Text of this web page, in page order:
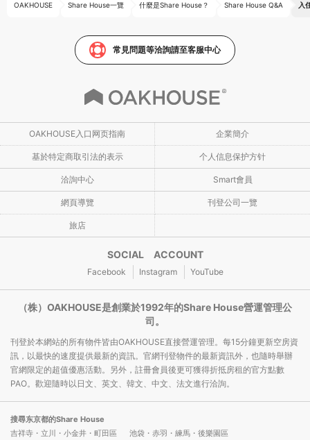
OAKHOUSE Share House一覽 什麼是Share House？ Share House Q&A 入
常見問題等洽詢請至客服中心
OAKHOUSE入口网页指南 企業簡介
基於特定商取引法的表示 个人信息保护方针
洽詢中心 Smart會員
網頁導覽 刊登公司一覽
旅店
SOCIAL ACCOUNT
Facebook Instagram YouTube
（株）OAKHOUSE是創業於1992年的Share House營運管理公
司。
刊登於本網站的所有物件皆由OAKHOUSE直接營運管理。每15分鐘更新空房資
訊，以最快的速度提供最新的資訊。官網刊登物件的最新資訊外，也隨時舉辦
官網限定的超值優惠活動。另外，註冊會員後更可獲得折抵房租的官方點數
PAO。歡迎隨時以日文、英文、韓文、中文、法文進行洽詢。
搜尋东京都的Share House
吉祥寺・立川・小金井・町田區
池袋・赤羽・練馬・後樂園區